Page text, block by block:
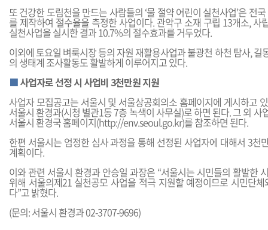
또 건강한 도림천을 만드는 사람들의 ‘물 절약 어린이 실천사업’은 전
를 제작하여 절수율을 측정한 사업이다. 관악구 소재 구립 13개소, 사
실천사업을 실시한 결과 10.7%의 절수효과를 거두었다.
이외에 토요일 벼룩시장 등의 자원 재활용사업과 불광천 하천 탐사, 길
의 생태계 조사활동도 활발하게 이루어지고 있다.
■사업자로 선정 시 사업비 3천만원 지원
사업자 모집공고는 서울시 및 서울상공회의소 홈페이지에 게시하고
서울시 환경과(시청 별관1동 7층 녹색이 사무실)로 하면 된다. 그 외 사
서울시 환경국 홈페이지(http://env.seoul.go.kr)를 참조하면 된다.
한편 서울시는 엄정한 심사 과정을 통해 선정된 사업자에 대해서 3천
계획이다.
이와 관련 서울시 환경과 안승일 과장은 “서울시는 시민들의 활발한
위해 서울의제21 실천공모 사업을 적극 지원할 예정이므로 시민단
다”고 밝혔다.
(문의: 서울시 환경과 02-3707-9696)